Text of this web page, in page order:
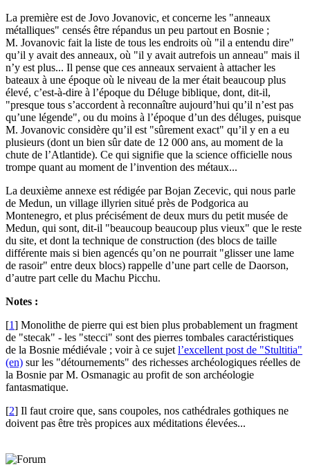
La première est de Jovo Jovanovic, et concerne les "anneaux
métalliques" censés être répandus un peu partout en Bosnie ;
M. Jovanovic fait la liste de tous les endroits où "il a entendu dire"
qu’il y avait des anneaux, où "il y avait autrefois un anneau" mais il
n’y est plus... Il pense que ces anneaux servaient à attacher les
bateaux à une époque où le niveau de la mer était beaucoup plus
élevé, c’est-à-dire à l’époque du Déluge biblique, dont, dit-il,
"presque tous s’accordent à reconnaître aujourd’hui qu’il n’est pas
qu’une légende", ou du moins à l’époque d’un des déluges, puisque
M. Jovanovic considère qu’il est "sûrement exact" qu’il y en a eu
plusieurs (dont un bien sûr date de 12 000 ans, au moment de la
chute de l’Atlantide). Ce qui signifie que la science officielle nous
trompe quant au moment de l’invention des métaux...
La deuxième annexe est rédigée par Bojan Zecevic, qui nous parle
de Medun, un village illyrien situé près de Podgorica au
Montenegro, et plus précisément de deux murs du petit musée de
Medun, qui sont, dit-il "beaucoup beaucoup plus vieux" que le reste
du site, et dont la technique de construction (des blocs de taille
différente mais si bien agencés qu’on ne pourrait "glisser une lame
de rasoir" entre deux blocs) rappelle d’une part celle de Daorson,
d’autre part celle du Machu Picchu.
Notes :
[1] Monolithe de pierre qui est bien plus probablement un fragment
de "stecak" - les "stecci" sont des pierres tombales caractéristiques
de la Bosnie médiévale ; voir à ce sujet l’excellent post de "Stultitia"
(en) sur les "détournements" des richesses archéologiques réelles de
la Bosnie par M. Osmanagic au profit de son archéologie
fantasmatique.
[2] Il faut croire que, sans coupoles, nos cathédrales gothiques ne
doivent pas être très propices aux méditations élevées...